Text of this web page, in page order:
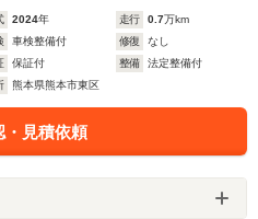
2024年 走行 0.7万km
車検整備付 修復
なし
保証付 整備
法定整備付
熊本県熊本市東区
・見積依頼